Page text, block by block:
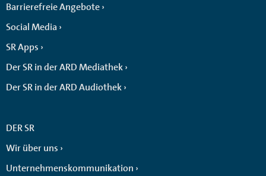
Barrierefreie Angebote
Social Media
SR Apps
Der SR in der ARD Mediathek
Der SR in der ARD Audiothek
DER SR
Wir über uns
Unternehmenskommunikation